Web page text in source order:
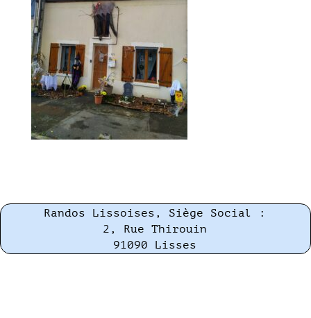
Randos Lissoises, Siège Social :
2, Rue Thirouin
91090 Lisses